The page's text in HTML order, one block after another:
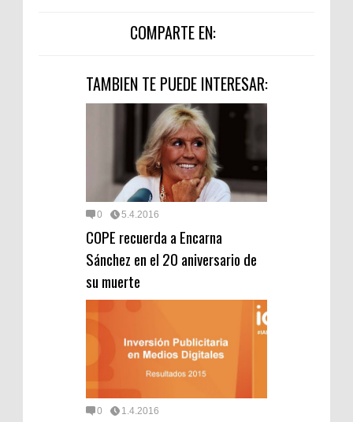
COMPARTE EN:
TAMBIEN TE PUEDE INTERESAR:
0 5.4.2016
COPE recuerda a Encarna
Sánchez en el 20 aniversario de
su muerte
0 1.4.2016